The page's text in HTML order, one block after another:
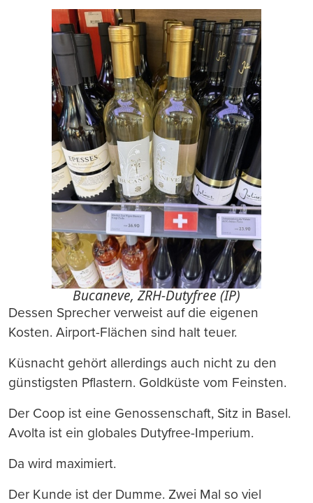
Bucaneve, ZRH-Dutyfree (IP)
Dessen Sprecher verweist auf die eigenen
Kosten. Airport-Flächen sind halt teuer.
Küsnacht gehört allerdings auch nicht zu den
günstigsten Pflastern. Goldküste vom Feinsten.
Der Coop ist eine Genossenschaft, Sitz in Basel.
Avolta ist ein globales Dutyfree-Imperium.
Da wird maximiert.
Der Kunde ist der Dumme. Zwei Mal so viel